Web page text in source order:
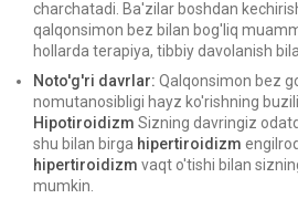
charchatadi. Ba'zilar boshdan
qalqonsimon bez bilan bog'liq
hollarda terapiya, tibbiy davolanish
Noto'g'ri davrlar: Qalqonsimon bez
nomutanosibligi hayz ko'rishning
Hipotiroidizm Sizning davringiz
shu bilan birga hipertiroidizm
hipertiroidizm vaqt o'tishi bilan
mumkin.